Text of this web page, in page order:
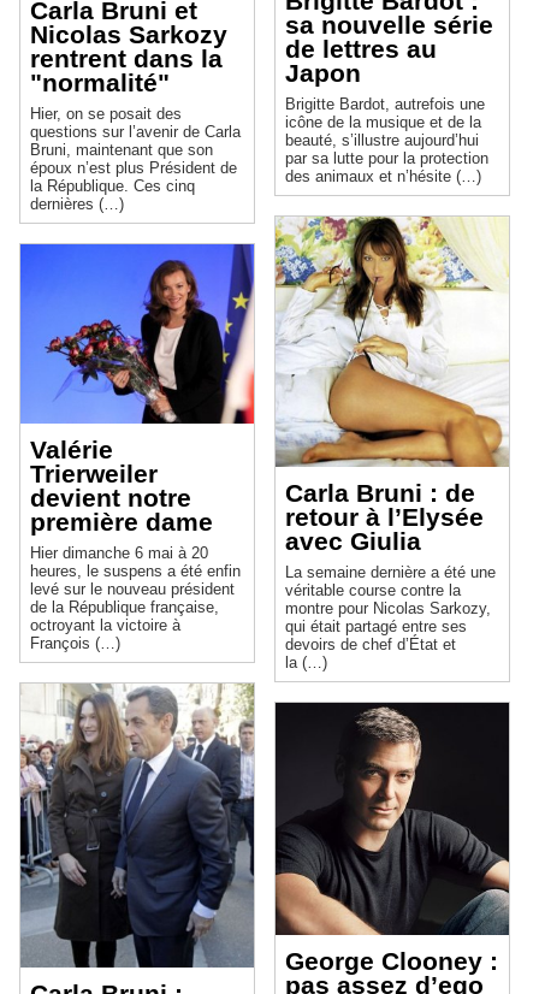
Carla Bruni et
Nicolas Sarkozy
rentrent dans la
"normalité"
Hier, on se posait des
questions sur l’avenir de Carla
Bruni, maintenant que son
époux n’est plus Président de
la République. Ces cinq
dernières (…)
Valérie
Trierweiler
devient notre
première dame
Hier dimanche 6 mai à 20
heures, le suspens a été enfin
levé sur le nouveau président
de la République française,
octroyant la victoire à
François (…)
sa nouvelle série
de lettres au
Japon
Brigitte Bardot, autrefois une
icône de la musique et de la
beauté, s’illustre aujourd’hui
par sa lutte pour la protection
des animaux et n’hésite (…)
Carla Bruni : de
retour à l’Elysée
avec Giulia
La semaine dernière a été une
véritable course contre la
montre pour Nicolas Sarkozy,
qui était partagé entre ses
devoirs de chef d’État et
la (…)
George Clooney :
pas assez d’ego